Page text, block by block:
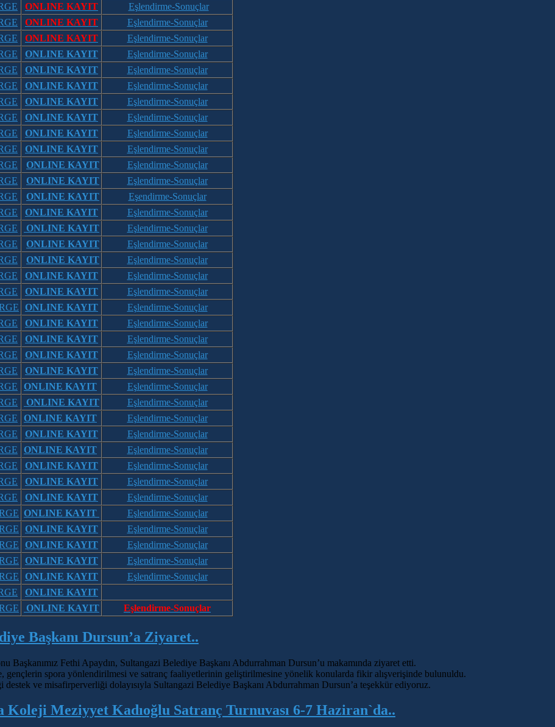
ONLINE KAYIT
Eşlendirme-Sonuçlar
ONLINE KAYIT
Eşlendirme-Sonuçlar
ONLINE KAYIT
Eşlendirme-Sonuçlar
ONLINE KAYIT
Eşlendirme-Sonuçlar
ONLINE KAYIT
Eşlendirme-Sonuçlar
ONLINE KAYIT
Eşlendirme-Sonuçlar
ONLINE KAYIT
Eşlendirme-Sonuçlar
ONLINE KAYIT
Eşlendirme-Sonuçlar
ONLINE KAYIT
Eşlendirme-Sonuçlar
ONLINE KAYIT
Eşlendirme-Sonuçlar
ONLINE KAYIT
Eşlendirme-Sonuçlar
ONLINE KAYIT
Eşlendirme-Sonuçlar
ONLINE KAYIT
Eşendirme-Sonuçlar
ONLINE KAYIT
Eşlendirme-Sonuçlar
ONLINE KAYIT
Eşlendirme-Sonuçlar
ONLINE KAYIT
Eşlendirme-Sonuçlar
ONLINE KAYIT
Eşlendirme-Sonuçlar
ONLINE KAYIT
Eşlendirme-Sonuçlar
ONLINE KAYIT
Eşlendirme-Sonuçlar
ONLINE KAYIT
Eşlendirme-Sonuçlar
ONLINE KAYIT
Eşlendirme-Sonuçlar
ONLINE KAYIT
Eşlendirme-Sonuçlar
ONLINE KAYIT
Eşlendirme-Sonuçlar
ONLINE KAYIT
Eşlendirme-Sonuçlar
ONLINE KAYIT
Eşlendirme-Sonuçlar
ONLINE KAYIT
Eşlendirme-Sonuçlar
ONLINE KAYIT
Eşlendirme-Sonuçlar
ONLINE KAYIT
Eşlendirme-Sonuçlar
ONLINE KAYIT
Eşlendirme-Sonuçlar
ONLINE KAYIT
Eşlendirme-Sonuçlar
ONLINE KAYIT
Eşlendirme-Sonuçlar
ONLINE KAYIT
Eşlendirme-Sonuçlar
ONLINE KAYIT
Eşlendirme-Sonuçlar
ONLINE KAYIT
Eşlendirme-Sonuçlar
ONLINE KAYIT
Eşlendirme-Sonuçlar
ONLINE KAYIT
Eşlendirme-Sonuçlar
ONLINE KAYIT
Eşlendirme-Sonuçlar
ONLINE KAYIT
ONLINE KAYIT Eşlendirme-Sonuçlar
Başkanı Dursun’a Ziyaret..
Başkanımız Fethi Apaydın, Sultangazi Belediye Başkanı Abdurrahman Dursun’u makamında ziyaret etti.
gençlerin spora yönlendirilmesi ve satranç faaliyetlerinin geliştirilmesine yönelik konularda fikir alışverişinde bulunuldu.
destek ve misafirperverliği dolayısıyla Sultangazi Belediye Başkanı Abdurrahman Dursun’a teşekkür ediyoruz.
Koleji Meziyyet Kadıoğlu Satranç Turnuvası 6-7 Haziran`da..